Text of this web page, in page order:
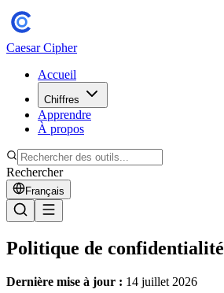
Caesar Cipher
Accueil
Chiffres
Apprendre
À propos
Rechercher
Français
Politique de confidentialité
Dernière mise à jour : 14 juillet 2026